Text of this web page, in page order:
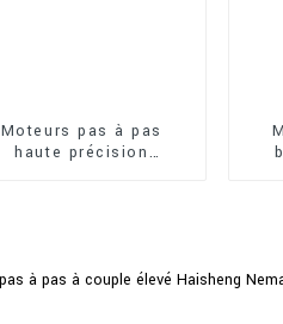
Moteurs pas à pas
haute précision